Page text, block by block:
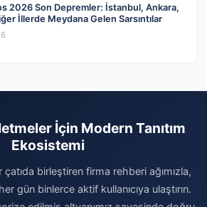
2026 Son Depremler: İstanbul, Ankara,
İllerde Meydana Gelen Sarsıntılar
İçin Modern Tanıtım
Ekosistemi
çatıda birleştiren firma rehberi ağımızla,
gün binlerce aktif kullanıcıya ulaştırın.